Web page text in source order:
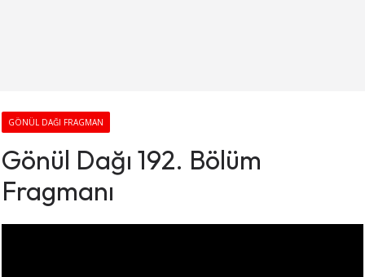
GÖNÜL DAĞI FRAGMAN
Gönül Dağı 192. Bölüm
Fragmanı